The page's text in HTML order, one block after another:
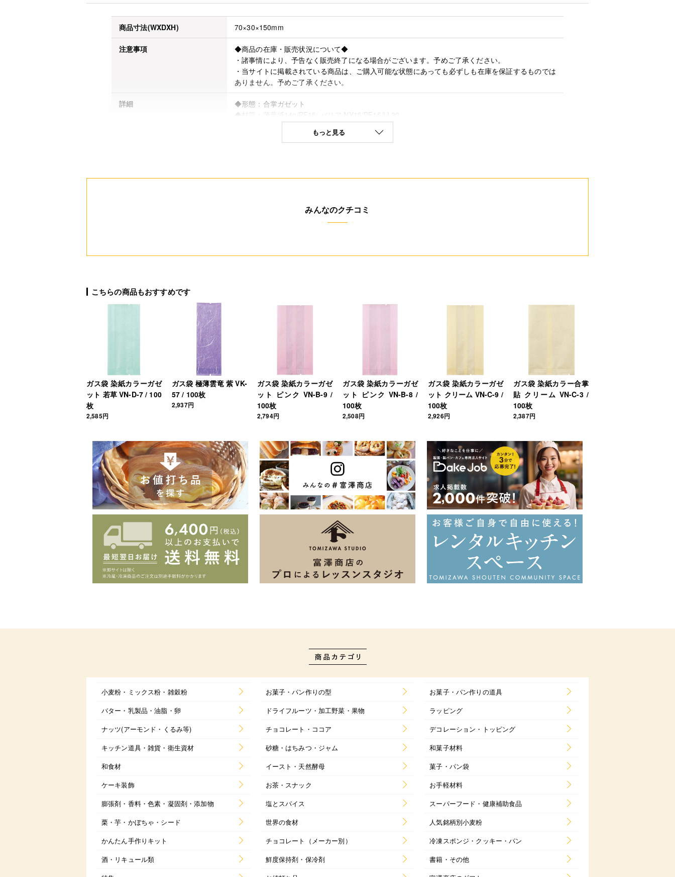
商品寸法(WXDXH) 70×30×150mm
注意事項
◆商品の在庫・販売状況について◆
・諸事情により、予告なく販売終了になる場合がございます。予めご了承ください。
・当サイトに掲載されている商品は、ご購入可能な状態にあっても必ずしも在庫を保証するものでは
ありません。予めご了承ください。
詳細
◆形態：合掌ガゼット
◆材質：薄葉紙14g/PE15/ バリア NY15/PE15/LL20
もっと見る
みんなのクチコミ
こちらの商品もおすすめです
ガス袋 染紙カラーガゼ
ット 若草 VN-D-7 / 100
枚
2,585円
ガス袋 極薄雲竜 紫 VK-
57 / 100枚
2,937円
ガス袋 染紙カラーガゼ
ット ピンク VN-B-9 /
100枚
2,794円
ガス袋 染紙カラーガゼ
ット ピンク VN-B-8 /
100枚
2,508円
ガス袋 染紙カラーガゼ
ット クリーム VN-C-9 /
100枚
2,926円
ガス袋 染紙カラー合掌
貼 クリーム VN-C-3 /
100枚
2,387円
小麦粉・ミックス粉・雑穀粉 お菓子・パン作りの型
お菓子・パン作りの道具
バター・乳製品・油脂・卵
ドライフルーツ・加工野菜・果物
ラッピング
ナッツ(アーモンド・くるみ等)
チョコレート・ココア
デコレーション・トッピング
キッチン道具・雑貨・衛生資材
砂糖・はちみつ・ジャム
和菓子材料
和食材
イースト・天然酵母
菓子・パン袋
ケーキ装飾
お茶・スナック
お手軽材料
膨張剤・香料・色素・凝固剤・添加物
塩とスパイス
スーパーフード・健康補助食品
栗・芋・かぼちゃ・シード
世界の食材
人気銘柄別小麦粉
かんたん手作りキット
チョコレート（メーカー別）
冷凍スポンジ・クッキー・パン
酒・リキュール類
鮮度保持剤・保冷剤
書籍・その他